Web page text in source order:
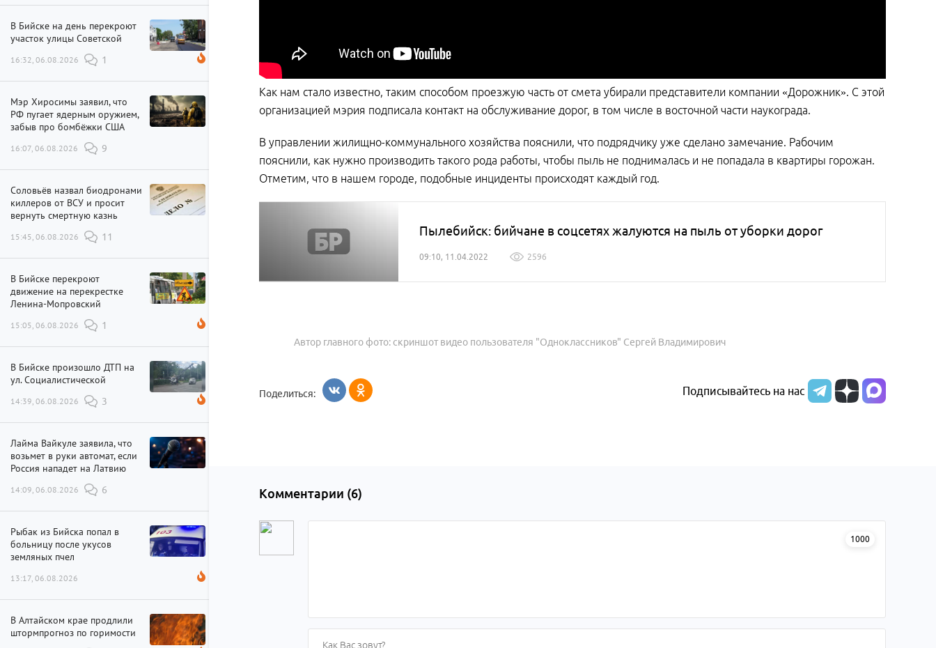
В Бийске на день перекроют
участок улицы Советской
16:32, 06.08.2026 1
Мэр Хиросимы заявил, что
РФ пугает ядерным оружием,
забыв про бомбёжки США
16:07, 06.08.2026 9
Соловьёв назвал биодронами
киллеров от ВСУ и просит
вернуть смертную казнь
15:45, 06.08.2026 11
В Бийске перекроют
движение на перекрестке
Ленина-Мопровский
15:05, 06.08.2026 1
В Бийске произошло ДТП на
ул. Социалистической
14:39, 06.08.2026 3
Лайма Вайкуле заявила, что
возьмет в руки автомат, если
Россия нападет на Латвию
14:09, 06.08.2026 6
Рыбак из Бийска попал в
больницу после укусов
земляных пчел
13:17, 06.08.2026
В Алтайском крае продлили
штормпрогноз по горимости
Как нам стало известно, таким способом проезжую часть от смета убирали представители компании «Дорожник». С этой
организацией мэрия подписала контакт на обслуживание дорог, в том числе в восточной части наукограда.
В управлении жилищно-коммунального хозяйства пояснили, что подрядчику уже сделано замечание. Рабочим
пояснили, как нужно производить такого рода работы, чтобы пыль не поднималась и не попадала в квартиры горожан.
Отметим, что в нашем городе, подобные инциденты происходят каждый год.
Пылебийск: бийчане в соцсетях жалуются на пыль от уборки дорог
09:10, 11.04.2022 2596
Автор главного фото: скриншот видео пользователя "Одноклассников" Сергей Владимирович
Поделиться: Подписывайтесь на нас
Комментарии (6)
1000